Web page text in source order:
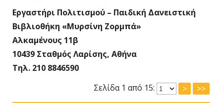
Εργαστήρι Πολιτισμού – Παιδική Δανειστική
Βιβλιοθήκη «Μυρσίνη Ζορμπά»
Αλκαμένους 11β
10439 Σταθμός Λαρίσης, Αθήνα
Τηλ. 210 8846590
Σελίδα 1 από 15:
> >>